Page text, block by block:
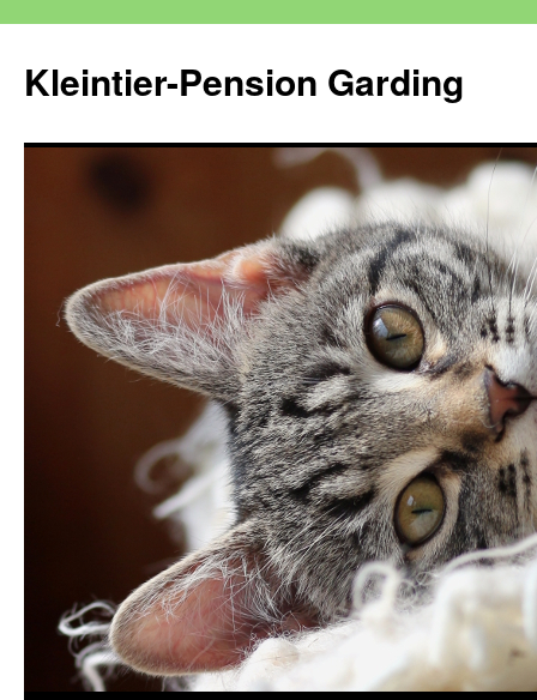
Kleintier-Pension Garding